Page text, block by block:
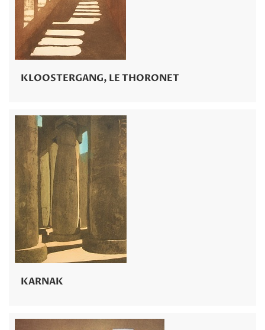
KLOOSTERGANG, LE THORONET
KARNAK